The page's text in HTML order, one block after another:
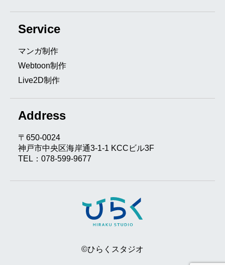
Service
マンガ制作
Webtoon制作
Live2D制作
Address
〒650-0024
神戸市中央区海岸通3-1-1 KCCビル3F
TEL：078-599-9677
©ひらくスタジオ